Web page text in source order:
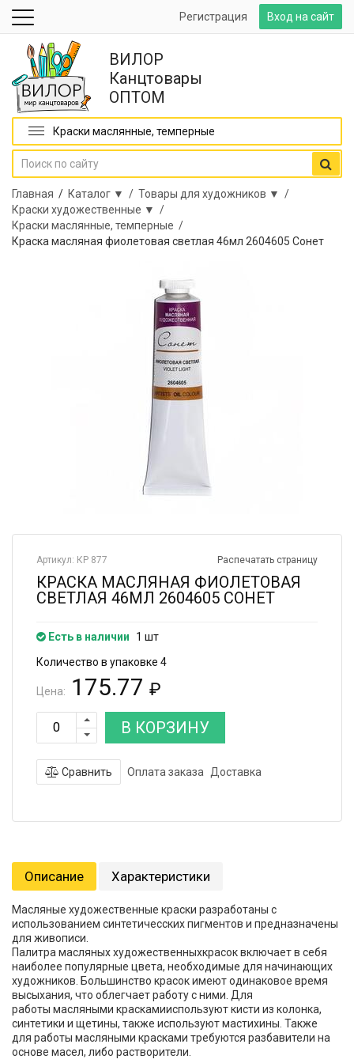
Вход на сайт
Регистрация
ВИЛОР
Канцтовары
ОПТОМ
Краски маслянные, темперные
Главная / Каталог ▼ / Товары для художников ▼ /
Краски художественные ▼ /
Краски маслянные, темперные /
Краска масляная фиолетовая светлая 46мл 2604605 Сонет
Распечатать страницу
Артикул: КР 877
КРАСКА МАСЛЯНАЯ ФИОЛЕТОВАЯ
СВЕТЛАЯ 46МЛ 2604605 СОНЕТ
Есть в наличии
1 шт
Количество в упаковке 4
Цена: 175.77 ₽
В КОРЗИНУ
Сравнить Оплата заказа Доставка
Описание Характеристики
Масляные художественные краски разработаны с
использованием синтетичесских пигментов и предназначены
для живописи.
Палитра масляных художественныхкрасок включает в себя
наиболее популярные цвета, необходимые для начинающих
художников. Большинство красок имеют одинаковое время
высыхания, что облегчает работу с ними. Для
работы масляными краскамииспользуют кисти из колонка,
синтетики и щетины, также используют мастихины. Также
для работы масляными красками требуются разбавители на
основе масел, либо растворители.